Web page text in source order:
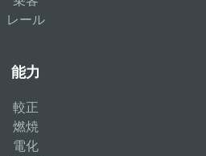
レール
能力
較正
燃焼
電化